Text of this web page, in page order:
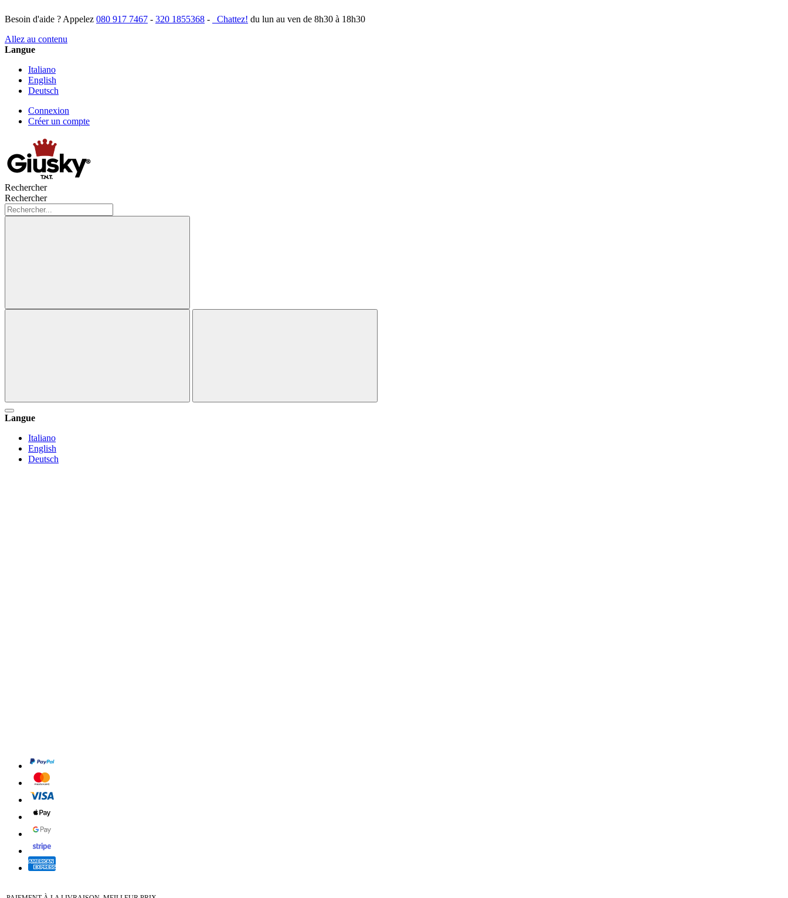
Besoin d'aide ? Appelez 080 917 7467 - 320 1855368 - Chattez! du lun au ven de 8h30 à 18h30
Allez au contenu
Langue
Italiano
English
Deutsch
Connexion
Créer un compte
Rechercher
Rechercher
Langue
Italiano
English
Deutsch